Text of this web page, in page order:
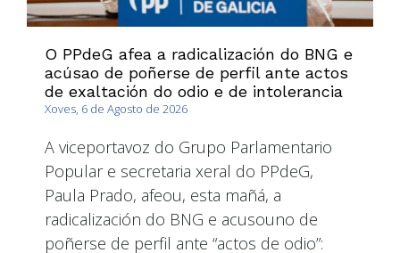
O PPdeG afea a radicalización do BNG e
acúsao de poñerse de perfil ante actos
de exaltación do odio e de intolerancia
Xoves, 6 de Agosto de 2026
A viceportavoz do Grupo Parlamentario
Popular e secretaria xeral do PPdeG,
Paula Prado, afeou, esta mañá, a
radicalización do BNG e acusouno de
poñerse de perfil ante “actos de odio”: